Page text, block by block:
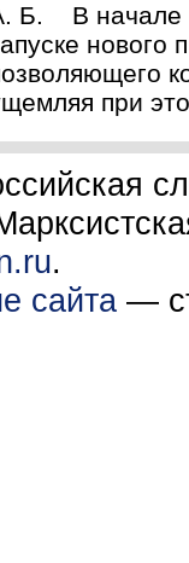
Б. В начале
нового
при
.
сайта —